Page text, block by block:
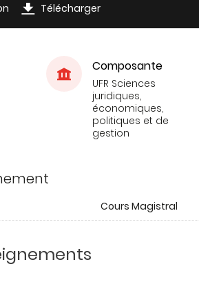
Télécharger
Composante
UFR Sciences
juridiques,
économiques,
politiques et de
gestion
Cours Magistral